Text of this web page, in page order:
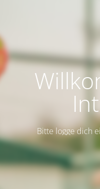
Bitte logge dich